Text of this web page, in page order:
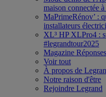
maison connectée
MaPrimeRénov’ :
installateurs
XL³ HP XLPro4 :
#legrandtour2025
Magazine
Voir tout
À propos de
Notre raison d'être
Rejoindre Legrand